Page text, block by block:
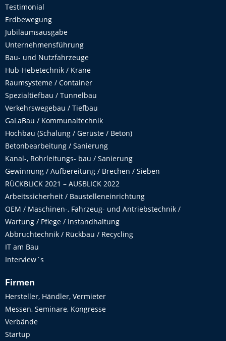
Testimonial
Erdbewegung
Jubiläumsausgabe
Unternehmensführung
Bau- und Nutzfahrzeuge
Hub-Hebetechnik / Krane
Raumsysteme / Container
Spezialtiefbau / Tunnelbau
Verkehrswegebau / Tiefbau
GaLaBau / Kommunaltechnik
Hochbau (Schalung / Gerüste / Beton)
Betonbearbeitung / Sanierung
Kanal-, Rohrleitungs- bau / Sanierung
Gewinnung / Aufbereitung / Brechen / Sieben
RÜCKBLICK 2021 – AUSBLICK 2022
Arbeitssicherheit / Baustelleneinrichtung
OEM / Maschinen-, Fahrzeug- und Antriebstechnik /
Wartung / Pflege / Instandhaltung
Abbruchtechnik / Rückbau / Recycling
IT am Bau
Interview´s
Firmen
Hersteller, Händler, Vermieter
Messen, Seminare, Kongresse
Verbände
Startup